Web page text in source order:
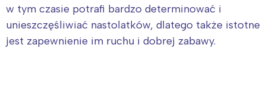
w tym czasie potrafi bardzo determinować i
unieszczęśliwiać nastolatków, dlatego także istotne
jest zapewnienie im ruchu i dobrej zabawy.